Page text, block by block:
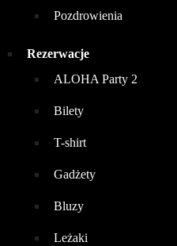
Pozdrowienia
Rezerwacje
ALOHA Party 2
Bilety
T-shirt
Gadżety
Bluzy
Leżaki